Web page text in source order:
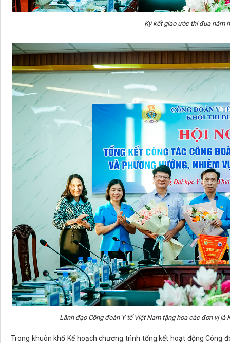
Ký kết giao ước thi đua năm
Lãnh đạo Công đoàn Y tế Việt Nam tặng hoa các đơn vị là
Trong khuôn khổ Kế hoạch chương trình tổng kết hoạt động Công